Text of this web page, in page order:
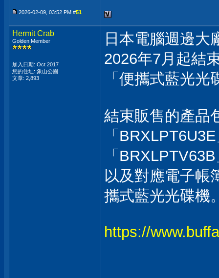
2026-02-09, 03:52 PM #51
Hermit Crab
Golden Member
加入日期: Oct 2017
您的住址: 象山公園
文章: 2,893
日本電腦週邊大
2026年7月起結
「便攜式藍光
結束販售的產品
「
「
以及對應電子帳
攜式藍光光碟機
https://